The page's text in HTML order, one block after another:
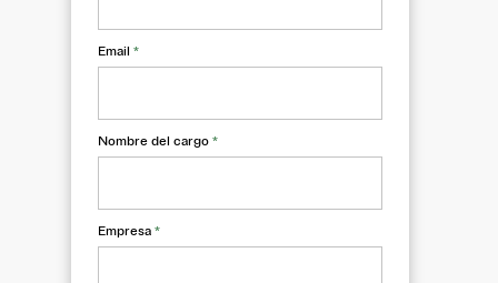
Email *
Nombre del cargo *
Empresa *